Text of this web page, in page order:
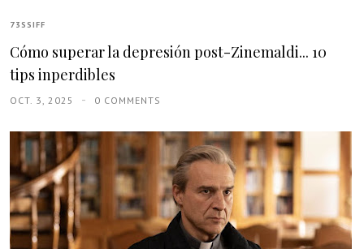
73SSIFF
Cómo superar la depresión post-Zinemaldi... 10
tips inperdibles
OCT. 3, 2025 0 COMMENTS